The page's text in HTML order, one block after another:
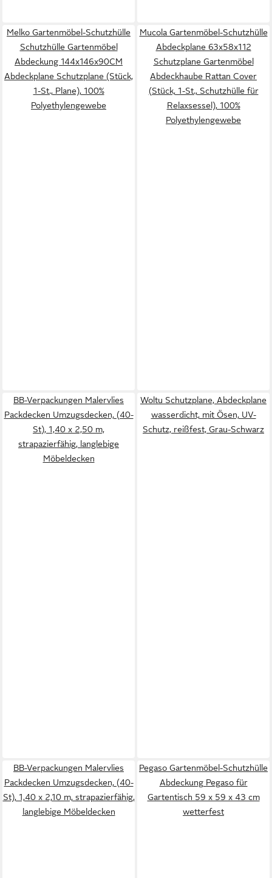
Melko Gartenmöbel-Schutzhülle
Schutzhülle Gartenmöbel
Abdeckung 144x146x90CM
Abdeckplane Schutzplane (Stück,
1-St., Plane), 100%
Polyethylengewebe
Mucola Gartenmöbel-Schutzhülle
Abdeckplane 63x58x112
Schutzplane Gartenmöbel
Abdeckhaube Rattan Cover
(Stück, 1-St., Schutzhülle für
Relaxsessel), 100%
Polyethylengewebe
BB-Verpackungen Malervlies
Packdecken Umzugsdecken, (40-
St), 1,40 x 2,50 m,
strapazierfähig, langlebige
Möbeldecken
Woltu Schutzplane, Abdeckplane
wasserdicht, mit Ösen, UV-
Schutz, reißfest, Grau-Schwarz
BB-Verpackungen Malervlies
Packdecken Umzugsdecken, (40-
St), 1,40 x 2,10 m, strapazierfähig,
langlebige Möbeldecken
Pegaso Gartenmöbel-Schutzhülle
Abdeckung Pegaso für
Gartentisch 59 x 59 x 43 cm
wetterfest